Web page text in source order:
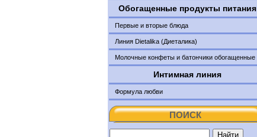
Обогащенные продукты питания
Первые и вторые блюда
Линия Dietalika (Диеталика)
Молочные конфеты и батончики обогащенные
Интимная линия
Формула любви
ПОИСК